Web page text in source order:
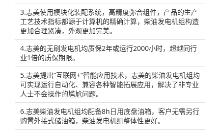
3.志美使用模块化装配系统，高精度弥合组件，产品的生产
工艺技术指标都源于计算机的精确计算，柴油发电机组构造
更加合理紧凑，外观更加完美。
4.志美的无刷发电机均质保2年或运行2000小时，超越同行
业1倍的质保期限。
5.志美提出“互联网+”智能应用技术，志美的柴油发电机组均
可实现运行自动化、兼容各种智能拓展应用，解决了非专业
人士不会操作的尴尬问题。
6.志美柴油发电机组均配备8h日用底盘油箱，客户无需另行
购置外接式储油箱，柴油发电机组整体性更好。